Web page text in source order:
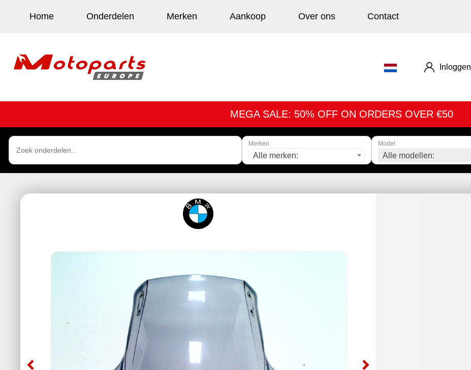
Home Onderdelen Merken Aankoop Over ons Contact
Inloggen
MEGA SALE: 50% OFF ON ORDERS OVER €50
Merken
Alle merken:
Model
Alle modellen: